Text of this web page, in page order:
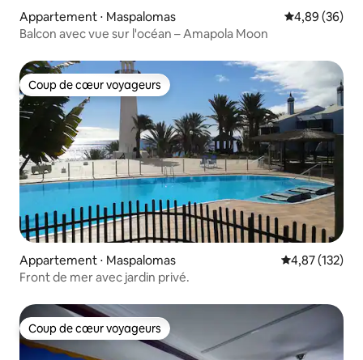
Appartement ⋅ Maspalomas Évaluation
4,89 (36)
Balcon avec vue sur l'océan – Amapola Moon
Coup de cœur voyageurs
Coup de cœur voyageurs
Appartement ⋅ Maspalomas Évaluation
4,87 (132)
Front de mer avec jardin privé.
Coup de cœur voyageurs
Coup de cœur voyageurs